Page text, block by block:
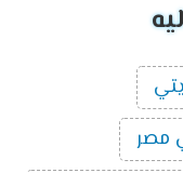
مصر